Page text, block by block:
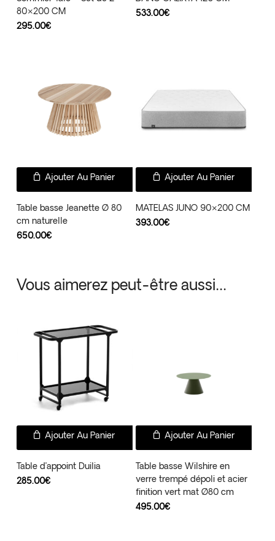
80×200 CM
295.00€
533.00€
Ajouter Au Panier
Table basse Jeanette Ø 80
cm naturelle
650.00€
Ajouter Au Panier
MATELAS JUNO 90×200 CM
393.00€
Vous aimerez peut-être aussi…
Ajouter Au Panier
Table d’appoint Duilia
285.00€
Ajouter Au Panier
Table basse Wilshire en
verre trempé dépoli et acier
finition vert mat Ø80 cm
495.00€